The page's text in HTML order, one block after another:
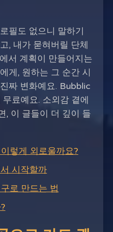
필도 없으니 말하기
, 내가 묻혀버릴 단체
서 계획이 만들어지는
게, 원하는 그 순간 시
짜 변화예요. Bubblic
료예요. 소외감 곁에
, 이 글들이 더 깊이 들
렇게 외로울까요?
시작할까
로 만드는 법